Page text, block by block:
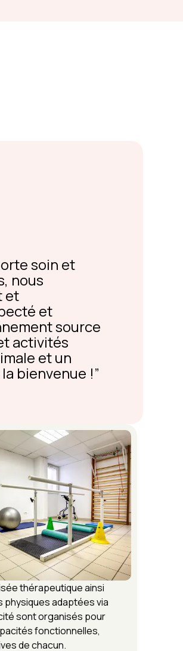
soin et
nous
et
et
source
activités
et un
bienvenue !
thérapeutique ainsi
physiques adaptées via
sont organisés pour
fonctionnelles,
de chacun.